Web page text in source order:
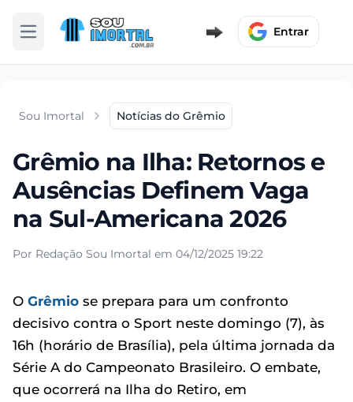
Abrir menu Entrar
Sou Imortal Notícias do Grêmio
Grêmio na Ilha: Retornos e
Ausências Definem Vaga
na Sul-Americana 2026
Por Redação Sou Imortal em 04/12/2025 19:22
O Grêmio se prepara para um confronto
decisivo contra o Sport neste domingo (7), às
16h (horário de Brasília), pela última jornada da
Série A do Campeonato Brasileiro. O embate,
que ocorrerá na Ilha do Retiro, em